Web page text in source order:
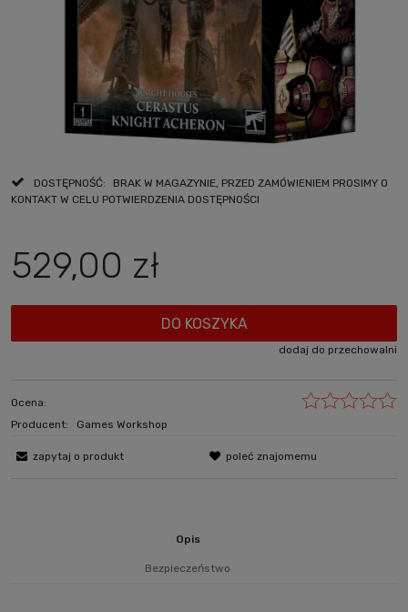
DOSTĘPNOŚĆ:
BRAK W MAGAZYNIE, PRZED ZAMÓWIENIEM PROSIMY O
KONTAKT W CELU POTWIERDZENIA DOSTĘPNOŚCI
529,00 zł
DO KOSZYKA
dodaj do przechowalni
Ocena:
Producent:
Games Workshop
zapytaj o produkt poleć znajomemu
Opis
Bezpieczeństwo